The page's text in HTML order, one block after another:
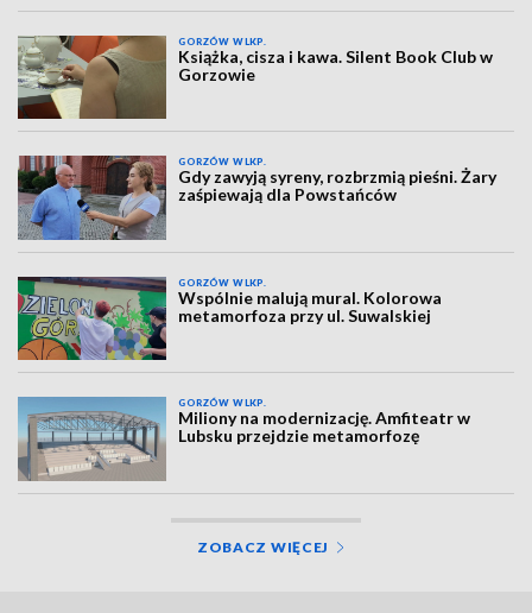
GORZÓW WLKP.
Książka, cisza i kawa. Silent Book Club w
Gorzowie
GORZÓW WLKP.
Gdy zawyją syreny, rozbrzmią pieśni. Żary
zaśpiewają dla Powstańców
GORZÓW WLKP.
Wspólnie malują mural. Kolorowa
metamorfoza przy ul. Suwalskiej
GORZÓW WLKP.
Miliony na modernizację. Amfiteatr w
Lubsku przejdzie metamorfozę
ZOBACZ WIĘCEJ